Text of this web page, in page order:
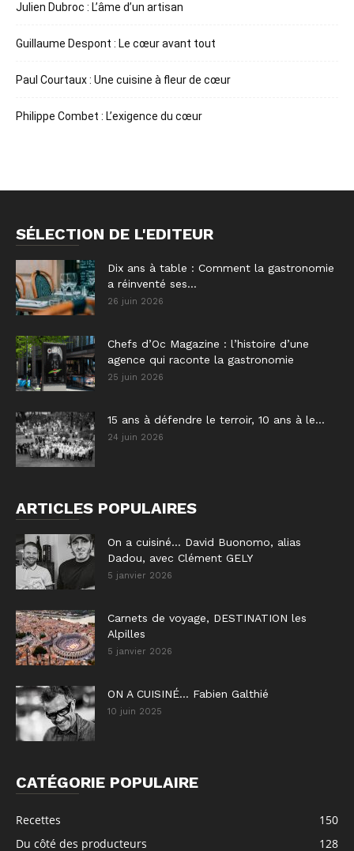
Julien Dubroc : L’âme d’un artisan
Guillaume Despont : Le cœur avant tout
Paul Courtaux : Une cuisine à fleur de cœur
Philippe Combet : L’exigence du cœur
SÉLECTION DE L'EDITEUR
Dix ans à table : Comment la gastronomie
a réinventé ses...
26 juin 2026
Chefs d’Oc Magazine : l’histoire d’une
agence qui raconte la gastronomie
25 juin 2026
15 ans à défendre le terroir, 10 ans à le...
24 juin 2026
ARTICLES POPULAIRES
On a cuisiné… David Buonomo, alias
Dadou, avec Clément GELY
5 janvier 2026
Carnets de voyage, DESTINATION les
Alpilles
5 janvier 2026
ON A CUISINÉ… Fabien Galthié
10 juin 2025
CATÉGORIE POPULAIRE
Recettes
150
Du côté des producteurs
128